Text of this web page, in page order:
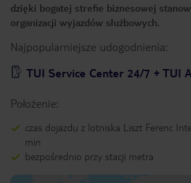
dzięki bogatej strefie biznesowej
organizacji wyjazdów służbowych.
Najpopularniejsze udogodnienia:
TUI Service Center 24/7 + TUI
Położenie:
czas dojazdu z lotniska Liszt Ferenc
min
bezpośrednio przy stacji metra